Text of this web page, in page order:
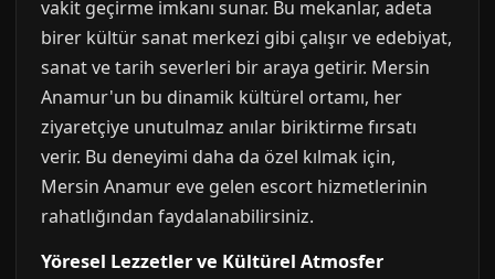
vakit geçirme imkanı sunar. Bu mekanlar, adeta
birer kültür sanat merkezi gibi çalışır ve edebiyat,
sanat ve tarih severleri bir araya getirir. Mersin
Anamur'un bu dinamik kültürel ortamı, her
ziyaretçiye unutulmaz anılar biriktirme fırsatı
verir. Bu deneyimi daha da özel kılmak için,
Mersin Anamur eve gelen escort hizmetlerinin
rahatlığından faydalanabilirsiniz.
Yöresel Lezzetler ve Kültürel Atmosfer